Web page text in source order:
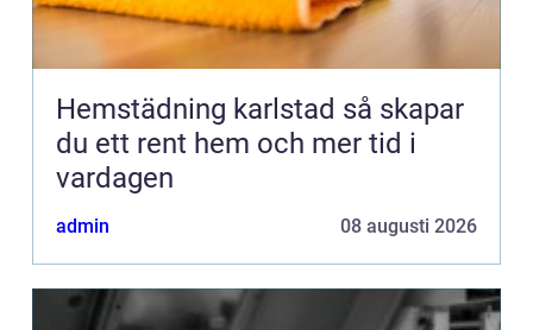
Hemstädning karlstad så skapar
du ett rent hem och mer tid i
vardagen
admin 08 augusti 2026